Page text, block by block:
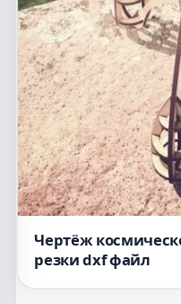
Чертёж
резки dxf файл